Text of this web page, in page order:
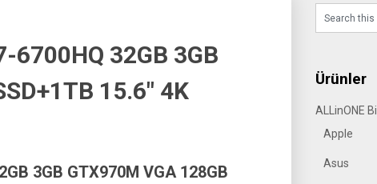
6700HQ 32GB 3GB
15.6″ 4K
3GB GTX970M VGA 128GB
Ürünler
ALLinONE
Apple
Asus